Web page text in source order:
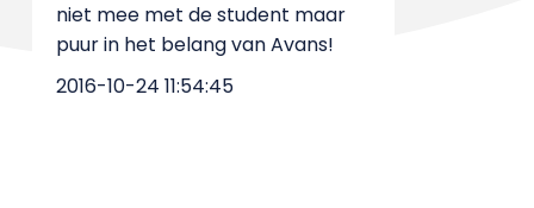
niet mee met de student maar
puur in het belang van Avans!
2016-10-24 11:54:45